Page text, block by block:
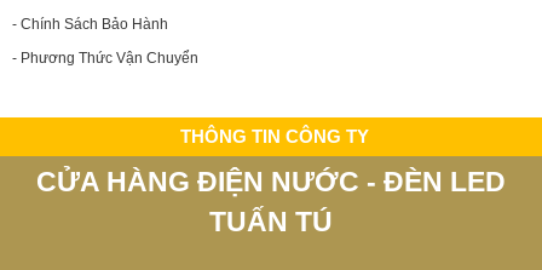
- Chính Sách Bảo Hành
- Phương Thức Vận Chuyển
THÔNG TIN CÔNG TY
CỬA HÀNG ĐIỆN NƯỚC - ĐÈN LED
TUẤN TÚ